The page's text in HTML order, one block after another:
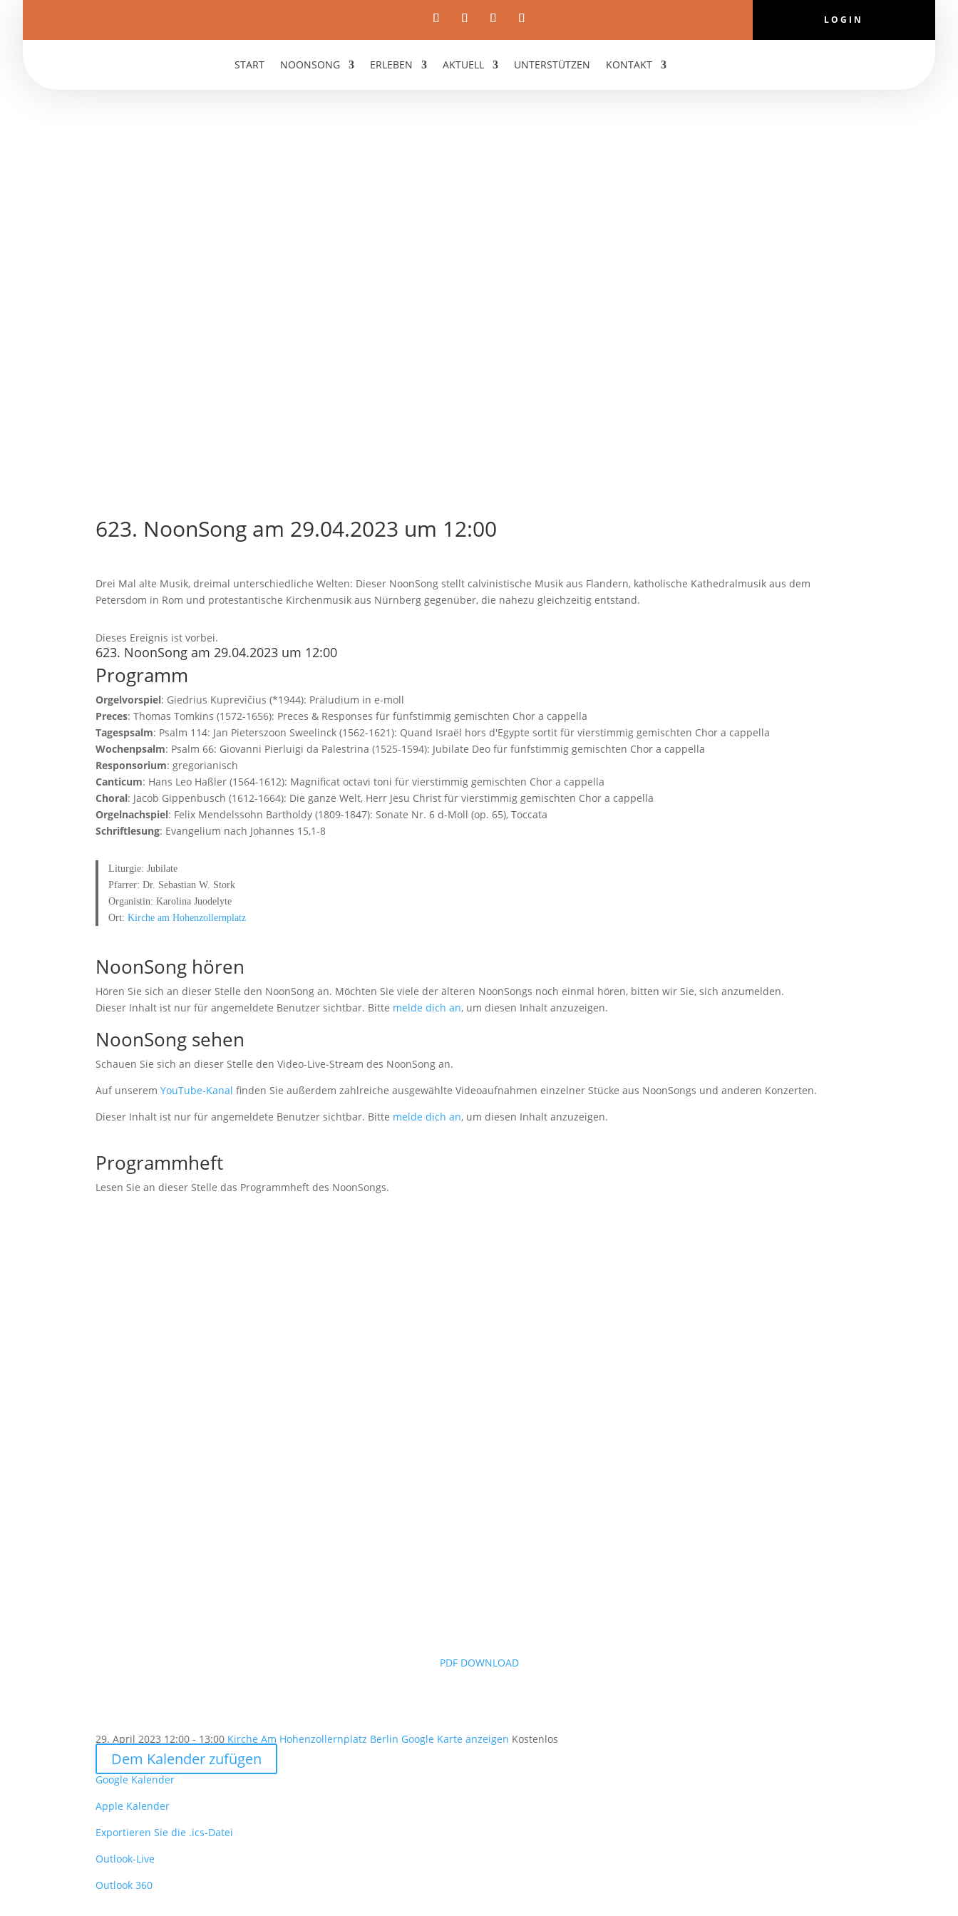
LOGIN
START NOONSONG ERLEBEN AKTUELL UNTERSTÜTZEN KONTAKT
623. NoonSong am 29.04.2023 um 12:00
Drei Mal alte Musik, dreimal unterschiedliche Welten: Dieser NoonSong stellt calvinistische Musik aus Flandern, katholische Kathedralmusik aus dem
Petersdom in Rom und protestantische Kirchenmusik aus Nürnberg gegenüber, die nahezu gleichzeitig entstand.
Dieses Ereignis ist vorbei.
623. NoonSong am 29.04.2023 um 12:00
Programm
Orgelvorspiel: Giedrius Kuprevičius (*1944): Präludium in e-moll
Preces: Thomas Tomkins (1572-1656): Preces & Responses für fünfstimmig gemischten Chor a cappella
Tagespsalm: Psalm 114: Jan Pieterszoon Sweelinck (1562-1621): Quand Israël hors d'Egypte sortit für vierstimmig gemischten Chor a cappella
Wochenpsalm: Psalm 66: Giovanni Pierluigi da Palestrina (1525-1594): Jubilate Deo für fünfstimmig gemischten Chor a cappella
Responsorium: gregorianisch
Canticum: Hans Leo Haßler (1564-1612): Magnificat octavi toni für vierstimmig gemischten Chor a cappella
Choral: Jacob Gippenbusch (1612-1664): Die ganze Welt, Herr Jesu Christ für vierstimmig gemischten Chor a cappella
Orgelnachspiel: Felix Mendelssohn Bartholdy (1809-1847): Sonate Nr. 6 d-Moll (op. 65), Toccata
Schriftlesung: Evangelium nach Johannes 15,1-8
Liturgie: Jubilate
Pfarrer: Dr. Sebastian W. Stork
Organistin: Karolina Juodelyte
Ort: Kirche am Hohenzollernplatz
NoonSong hören
Hören Sie sich an dieser Stelle den NoonSong an. Möchten Sie viele der älteren NoonSongs noch einmal hören, bitten wir Sie, sich anzumelden.
Dieser Inhalt ist nur für angemeldete Benutzer sichtbar. Bitte melde dich an, um diesen Inhalt anzuzeigen.
NoonSong sehen
Schauen Sie sich an dieser Stelle den Video-Live-Stream des NoonSong an.
Auf unseremYouTube-Kanal finden Sie außerdem zahlreiche ausgewählte Videoaufnahmen einzelner Stücke aus NoonSongs und anderen Konzerten.
Dieser Inhalt ist nur für angemeldete Benutzer sichtbar. Bitte melde dich an, um diesen Inhalt anzuzeigen.
Programmheft
Lesen Sie an dieser Stelle das Programmheft des NoonSongs.
PDF DOWNLOAD
29. April 2023 12:00 - 13:00 Kirche Am Hohenzollernplatz Berlin Google Karte anzeigen Kostenlos
Dem Kalender zufügen
Google Kalender
Apple Kalender
Exportieren Sie die .ics-Datei
Outlook-Live
Outlook 360